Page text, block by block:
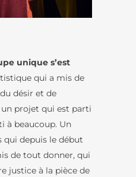
unique s’est
qui a mis de
désir et de
un projet qui est parti
à beaucoup. Un
qui depuis le début
de tout donner, qui
justice à la pièce de